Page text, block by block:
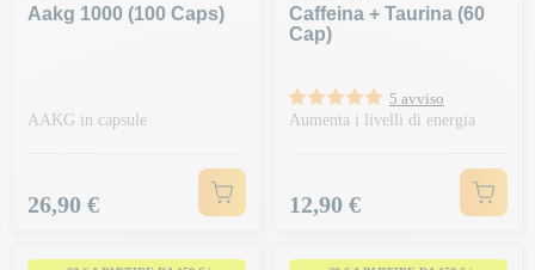
Aakg 1000 (100 Caps)
AAKG in capsule
Prezzo
26,90 €
Caffeina + Taurina (60
Cap)
5 avviso
Aumenta i livelli di energia
Prezzo
12,90 €